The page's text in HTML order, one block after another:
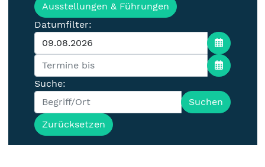
Ausstellungen & Führungen
Datumfilter:
Suche:
Suchen
Zurücksetzen